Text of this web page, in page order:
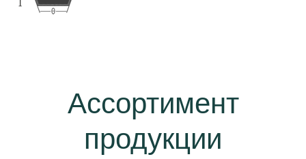
Ассортимент
продукции